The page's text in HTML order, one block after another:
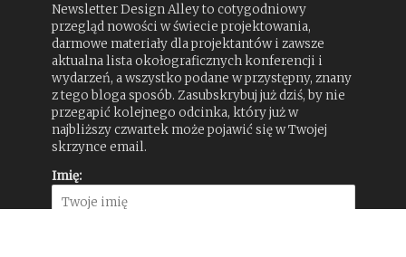
Newsletter Design Alley to cotygodniowy
przegląd nowości w świecie projektowania,
darmowe materiały dla projektantów i zawsze
aktualna lista okołograficznych konferencji i
wydarzeń, a wszystko podane w przystępny, znany
z tego bloga sposób. Zasubskrybuj już dziś, by nie
przegapić kolejnego odcinka, który już w
najbliższy czwartek może pojawić się w Twojej
skrzynce email.
Imię: